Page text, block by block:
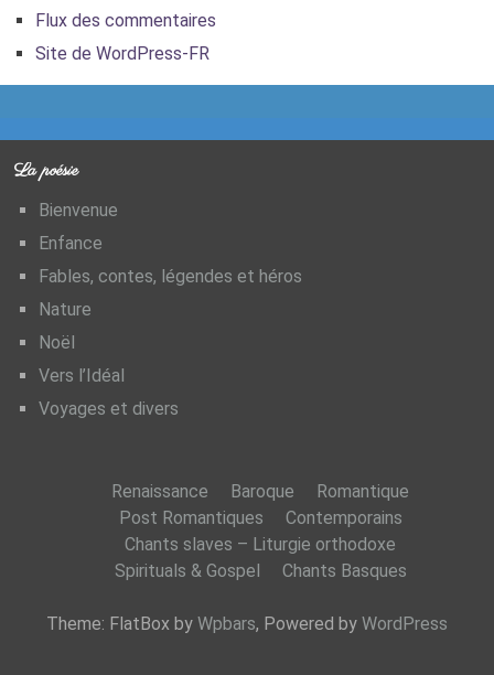
Flux des commentaires
Site de WordPress-FR
La poésie
Bienvenue
Enfance
Fables, contes, légendes et héros
Nature
Noël
Vers l’Idéal
Voyages et divers
Renaissance Baroque
Romantique
Post Romantiques
Contemporains
Chants slaves – Liturgie orthodoxe
Spirituals & Gospel
Chants Basques
Theme: FlatBox by Wpbars, Powered by WordPress